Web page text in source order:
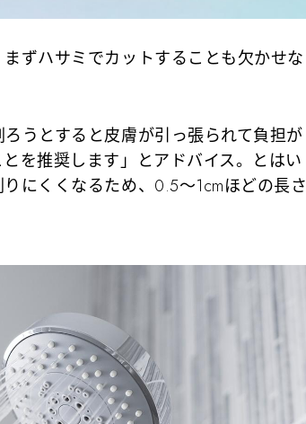
ずハサミでカットすることも欠かせな
うとすると皮膚が引っ張られて負担が
を推奨します」とアドバイス。とはい
にくくなるため、0.5～1cmほどの長さ